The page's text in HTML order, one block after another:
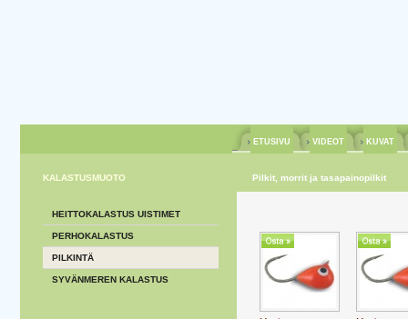
ETUSIVU VIDEOT KUVAT
KALASTUSMUOTO
HEITTOKALASTUS UISTIMET
PERHOKALASTUS
PILKINTÄ
SYVÄNMEREN KALASTUS
Pilkit, morrit ja tasapainopilkit